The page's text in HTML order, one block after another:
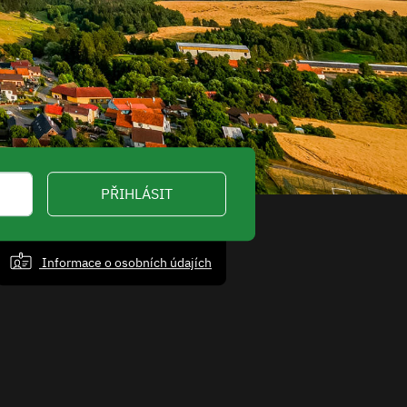
PŘIHLÁSIT
Informace o osobních údajích